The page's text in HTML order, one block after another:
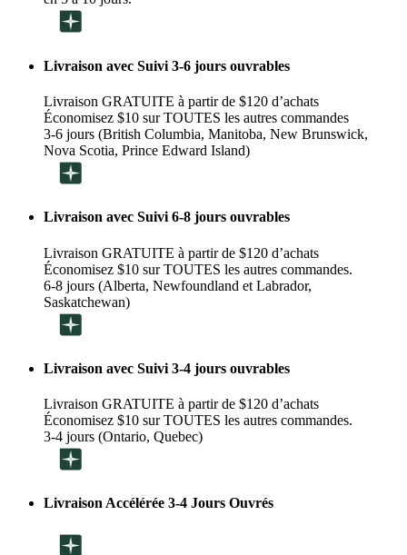
Livraison avec Suivi 3-6 jours ouvrables
Livraison GRATUITE à partir de $120 d’achats
Économisez $10 sur TOUTES les autres commandes
3-6 jours (British Columbia, Manitoba, New Brunswick,
Nova Scotia, Prince Edward Island)
Livraison avec Suivi 6-8 jours ouvrables
Livraison GRATUITE à partir de $120 d’achats
Économisez $10 sur TOUTES les autres commandes.
6-8 jours (Alberta, Newfoundland et Labrador,
Saskatchewan)
Livraison avec Suivi 3-4 jours ouvrables
Livraison GRATUITE à partir de $120 d’achats
Économisez $10 sur TOUTES les autres commandes.
3-4 jours (Ontario, Quebec)
Livraison Accélérée 3-4 Jours Ouvrés